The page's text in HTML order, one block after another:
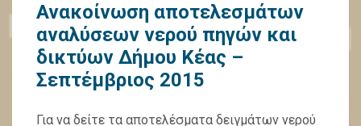
Ανακοίνωση αποτελεσμάτων
αναλύσεων νερού πηγών και
δικτύων Δήμου Κέας –
Σεπτέμβριος 2015
Για να δείτε τα αποτελέσματα δειγμάτων νερού